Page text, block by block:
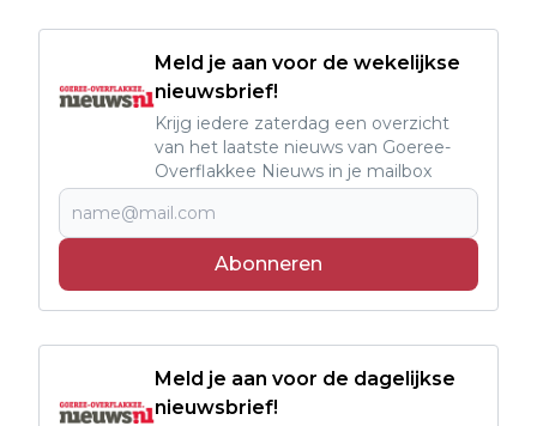
Meld je aan voor de wekelijkse
nieuwsbrief!
Krijg iedere zaterdag een overzicht
van het laatste nieuws van Goeree-
Overflakkee Nieuws in je mailbox
Abonneren
Meld je aan voor de dagelijkse
nieuwsbrief!